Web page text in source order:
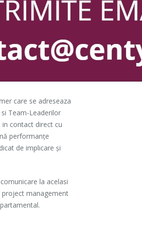
care se adreseaza
Team-Leaderilor
in contact direct cu
performanțe
de implicare și
la acelasi
project management